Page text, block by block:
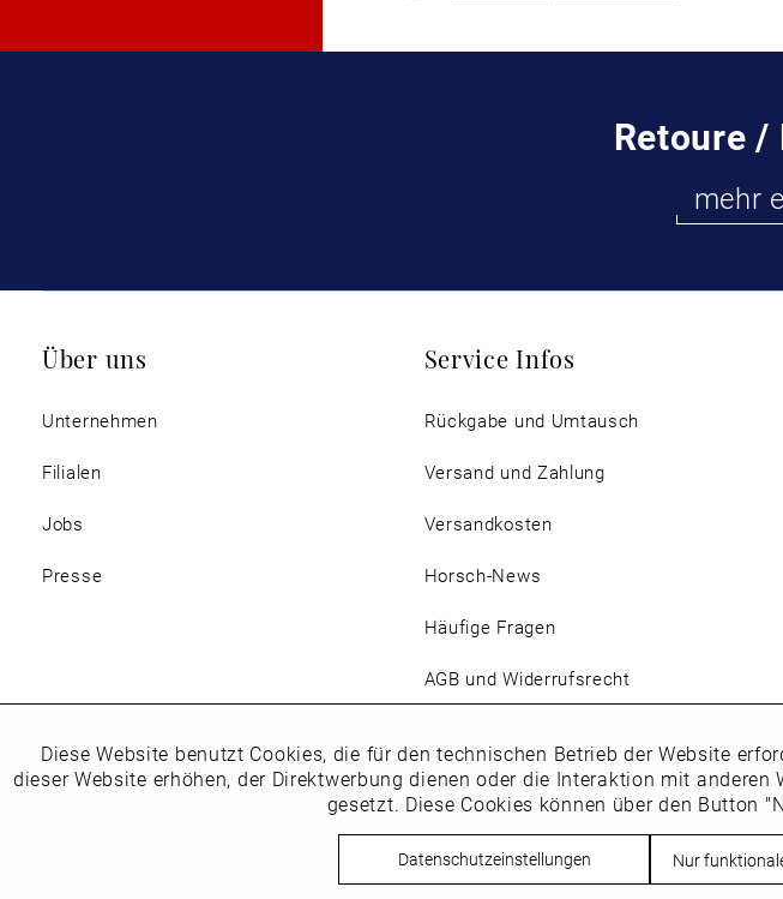
Retoure /
mehr
Über uns
Unternehmen
Filialen
Jobs
Presse
Service Infos
Rückgabe und Umtausch
Versand und Zahlung
Versandkosten
Horsch-News
Häufige Fragen
AGB und Widerrufsrecht
Copyright © Schuhhaus Horsch. * Alle Preise inkl.
Funktionale
Diese Website benutzt Cookies, die für den technischen Betrieb der Website
dieser Website erhöhen, der Direktwerbung dienen oder die Interaktion mit
gesetzt. Diese Cookies können über den Button
Datenschutzeinstellungen Nur